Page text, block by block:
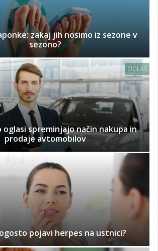
zakaj jih nosimo iz sezone v
sezono?
OGLAS
spreminjajo način nakupa in
prodaje avtomobilov
pojavi herpes na ustnici?